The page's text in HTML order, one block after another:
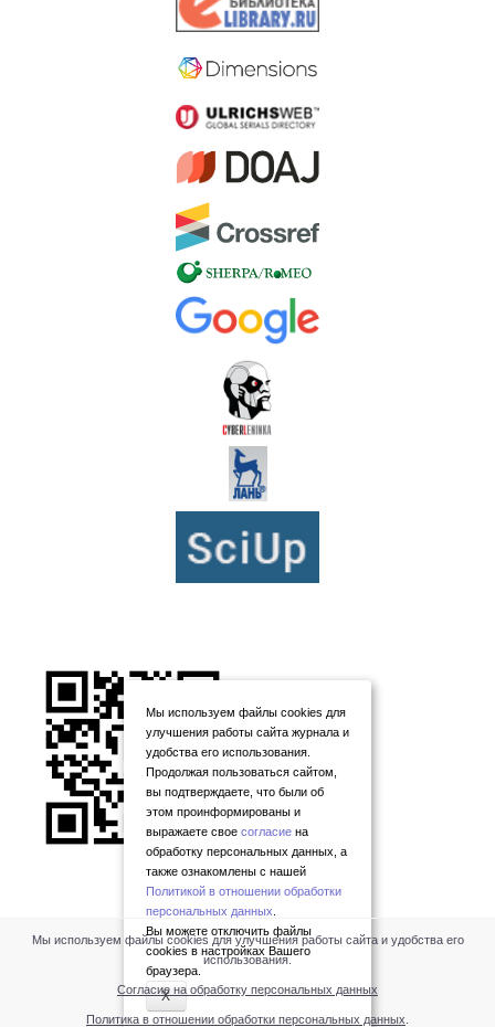
Мы используем файлы cookies для
улучшения работы сайта журнала и
удобства его использования.
Продолжая пользоваться сайтом,
вы подтверждаете, что были об
этом проинформированы и
выражаете свое согласие на
обработку персональных данных, а
также ознакомлены с нашей
Политикой в отношении обработки
персональных данных
Вы можете отключить файлы
cookies в настройках Вашего
браузера.
X
Мы используем файлы cookies для улучшения работы сайта и удобства его
использования.
Согласие на обработку персональных данных
Политика в отношении обработки персональных данных